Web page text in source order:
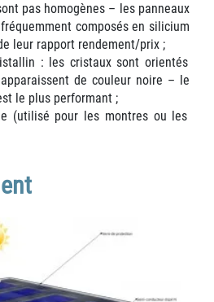
pas homogènes – les panneaux
composés en silicium
leur rapport rendement/prix ;
: les cristaux sont orientés
de couleur noire – le
le plus performant ;
(utilisé pour les montres ou les